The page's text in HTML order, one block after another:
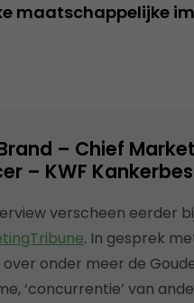
maatschappelijke
– Chief
– KWF
verscheen eerder
. In gesprek
over onder meer de
‘concurrentie’ van